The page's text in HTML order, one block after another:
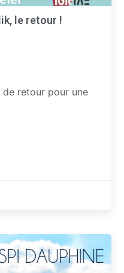
le retour !
de retour pour une